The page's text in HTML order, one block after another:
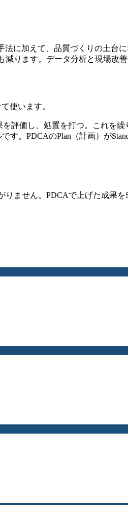
法に加えて、品質づくりの土台
ります。データ分析と現場改
使います。
評価し、処置を打つ。これを
す。PDCAのPlan（計画）が
りません。PDCAで上げた成果